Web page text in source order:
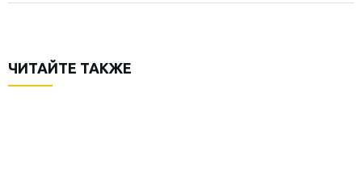
ЧИТАЙТЕ ТАКЖЕ